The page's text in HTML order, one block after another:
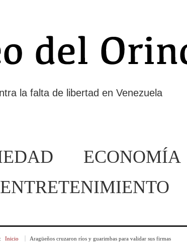
la falta de libertad en Venezuela
ECONOMÍA
ENTRETENIMIENTO
Inicio Aragüeños cruzaron ríos y guarimbas para validar sus firmas